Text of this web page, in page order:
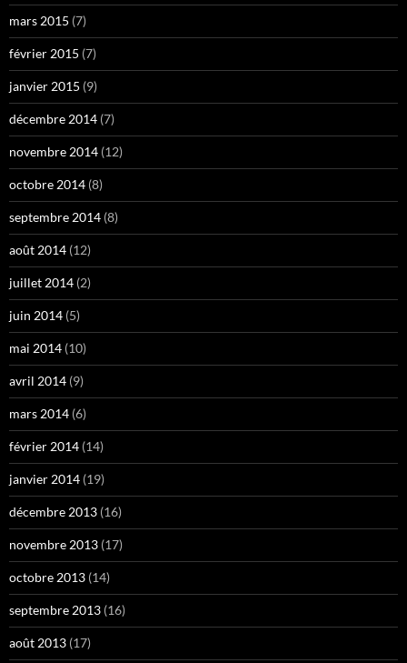
mars 2015 (7)
février 2015 (7)
janvier 2015 (9)
décembre 2014 (7)
novembre 2014 (12)
octobre 2014 (8)
septembre 2014 (8)
août 2014 (12)
juillet 2014 (2)
juin 2014 (5)
mai 2014 (10)
avril 2014 (9)
mars 2014 (6)
février 2014 (14)
janvier 2014 (19)
décembre 2013 (16)
novembre 2013 (17)
octobre 2013 (14)
septembre 2013 (16)
août 2013 (17)